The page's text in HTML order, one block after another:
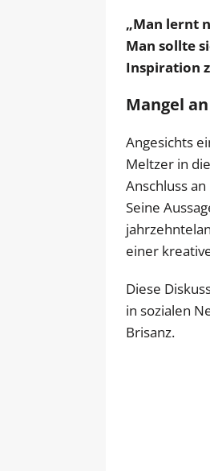
„Man lernt
Man sollte
Inspiration
Mangel
Angesichts
Meltzer in
Anschluss
Seine
einer
Diese
in sozialen
Brisanz.